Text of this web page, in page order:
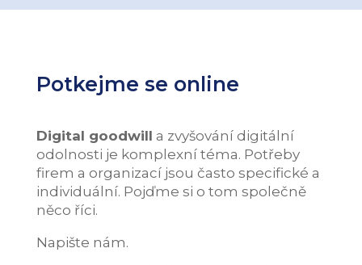
Potkejme se online
Digital goodwill a zvyšování digitální
odolnosti je komplexní téma. Potřeby
firem a organizací jsou často specifické a
individuální. Pojďme si o tom společně
něco říci.
Napište nám.